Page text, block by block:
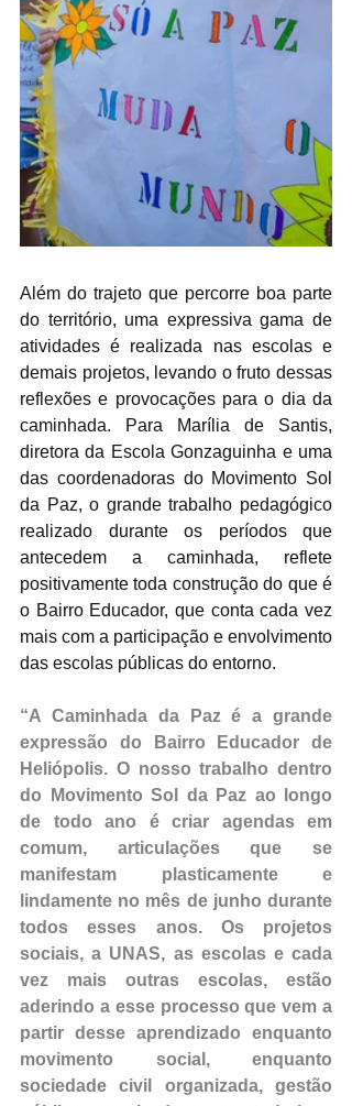
Além do trajeto que percorre boa parte
do território, uma expressiva gama de
atividades é realizada nas escolas e
demais projetos, levando o fruto dessas
reflexões e provocações para o dia da
caminhada. Para Marília de Santis,
diretora da Escola Gonzaguinha e uma
das coordenadoras do Movimento Sol
da Paz, o grande trabalho pedagógico
realizado durante os períodos que
antecedem a caminhada, reflete
positivamente toda construção do que é
o Bairro Educador, que conta cada vez
mais com a participação e envolvimento
das escolas públicas do entorno.
“A Caminhada da Paz é a grande
expressão do Bairro Educador de
Heliópolis. O nosso trabalho dentro
do Movimento Sol da Paz ao longo
de todo ano é criar agendas em
comum, articulações que se
manifestam plasticamente e
lindamente no mês de junho durante
todos esses anos. Os projetos
sociais, a UNAS, as escolas e cada
vez mais outras escolas, estão
aderindo a esse processo que vem a
partir desse aprendizado enquanto
movimento social, enquanto
sociedade civil organizada, gestão